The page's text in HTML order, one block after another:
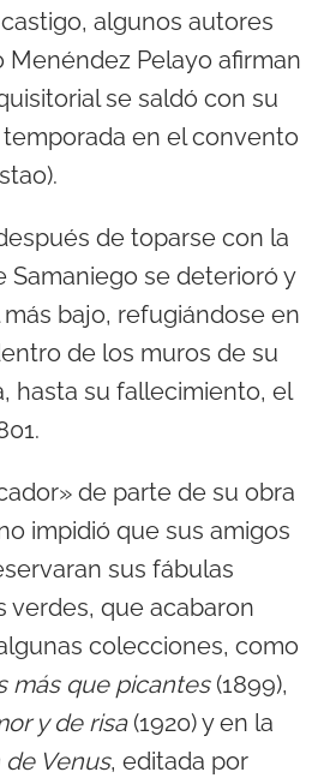
algunos autores
Menéndez Pelayo afirman
se saldó con su
en el convento
de toparse con la
Samaniego se deterioró y
bajo, refugiándose en
de los muros de su
hasta su fallecimiento, el
de parte de su obra
impidió que sus amigos
sus fábulas
verdes, que acabaron
colecciones, como
más que picantes(1899),
y de risa(1920) y en la
de Venus, editada por